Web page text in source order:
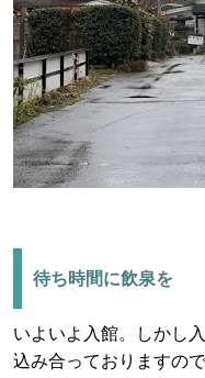
待ち時間に飲泉を
いよいよ入館。しかし
込み合っておりますの